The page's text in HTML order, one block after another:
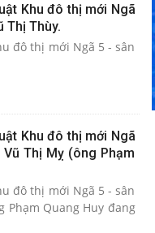
Khu đô thị mới Ngã
Thị Thùy.
đô thị mới Ngã 5 - sân
Khu đô thị mới Ngã
Thị Mỵ (ông Phạm
đô thị mới Ngã 5 - sân
Phạm Quang Huy đang